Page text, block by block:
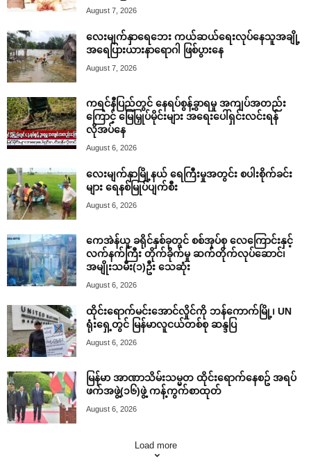
August 7, 2026
လေးမျက်နှာရေဘေး ကယ်ဆယ်ရေးလုပ်နေသူအချို့
အရေပြားယားနာရောဂါ ဖြစ်ပွားနေ
August 7, 2026
ကရင်နီပြည်တွင် နေရပ်စွန့်ခွာရမှု အကျပ်အတည်း
ကြောင့် မြေမြှုပ်မိုင်းများ အရေးပေါ်ရှင်းလင်းရန်
လိုအပ်နေ
August 6, 2026
လေးမျက်နှာမြို့နယ် ရေကြီးမှုအတွင်း စပါးစိုက်ခင်း
များ ရေနစ်မြုပ်ပျက်စီး
August 6, 2026
ကေအဲန်ယူ ခရိုင်နှစ်ခုတွင် စစ်အုပ်စု လေကြောင်းနှင့်
လက်နက်ကြီး တိုက်ခိုက်မှု ဆက်တိုက်လုပ်ဆောင်၊
အမျိုးသမီး(၁)ဦး သေဆုံး
August 6, 2026
ထိုင်းရောက်မင်းအောင်လှိုင်ကို ဘန်ကောက်မြို့၊ UN
ရုံးရှေ့တွင် မြန်မာလူငယ်တစ်စု ဆန္ဒပြ
August 6, 2026
မြန်မာ အာဏာသိမ်းသမ္မတ ထိုင်းရောက်နေစဥ် အရပ်
ဖက်အဖွဲ့(၁၆)ဖွဲ့ ကန့်ကွက်စာထုတ်
August 6, 2026
Load more